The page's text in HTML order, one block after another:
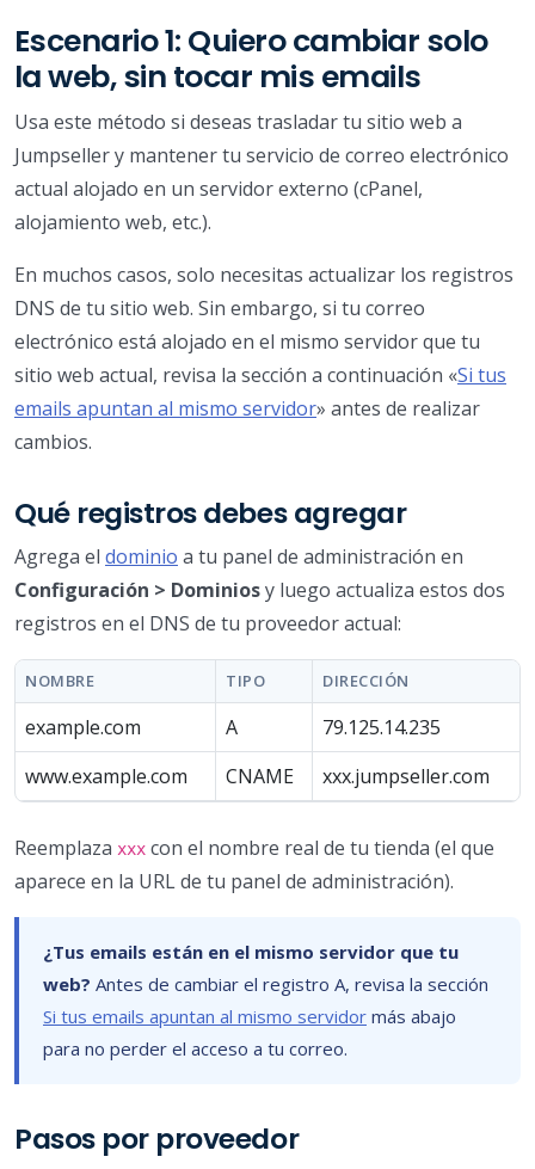
Escenario 1: Quiero cambiar solo
la web, sin tocar mis emails
Usa este método si deseas trasladar tu sitio web a
Jumpseller y mantener tu servicio de correo electrónico
actual alojado en un servidor externo (cPanel,
alojamiento web, etc.).
En muchos casos, solo necesitas actualizar los registros
DNS de tu sitio web. Sin embargo, si tu correo
electrónico está alojado en el mismo servidor que tu
sitio web actual, revisa la sección a continuación «Si tus
emails apuntan al mismo servidor» antes de realizar
cambios.
Qué registros debes agregar
Agrega el dominio a tu panel de administración en
Configuración > Dominiosy luego actualiza estos dos
registros en el DNS de tu proveedor actual:
NOMBRE TIPO DIRECCIÓN
example.com A
79.125.14.235
www.example.com
CNAME xxx.jumpseller.com
Reemplaza xxx con el nombre real de tu tienda (el que
aparece en la URL de tu panel de administración).
¿Tus emails están en el mismo servidor que tu
web? Antes de cambiar el registro A, revisa la sección
Si tus emails apuntan al mismo servidor más abajo
para no perder el acceso a tu correo.
Pasos por proveedor